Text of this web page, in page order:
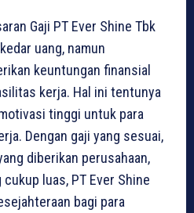
Gaji PT Ever Shine Tbk
uang, namun
keuntungan finansial
kerja. Hal ini tentunya
tinggi untuk para
Dengan gaji yang sesuai,
diberikan perusahaan,
luas, PT Ever Shine
bagi para